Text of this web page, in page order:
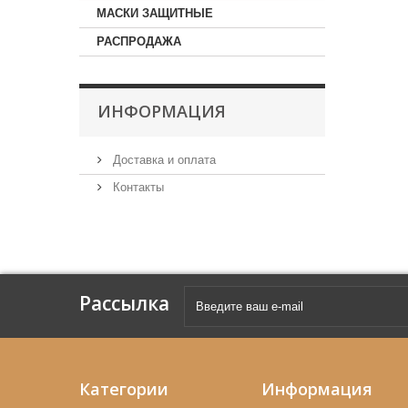
МАСКИ ЗАЩИТНЫЕ
РАСПРОДАЖА
ИНФОРМАЦИЯ
Доставка и оплата
Контакты
Рассылка
Категории Информация